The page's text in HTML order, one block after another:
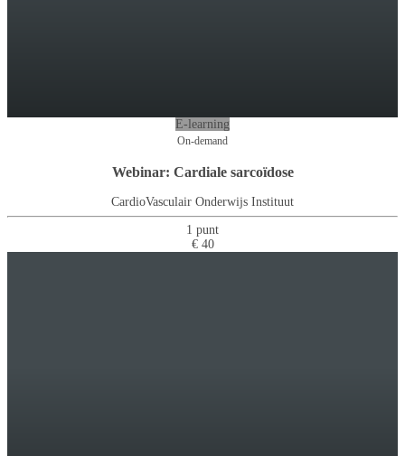
E-learning
On-demand
Webinar: Cardiale sarcoïdose
CardioVasculair Onderwijs Instituut
1 punt
€ 40